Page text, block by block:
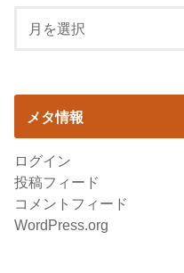
メタ情報
ログイン
投稿フィード
コメントフィード
WordPress.org